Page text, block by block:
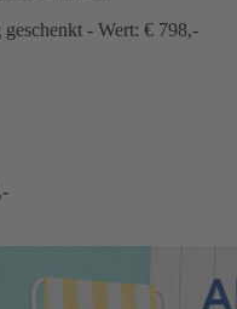
- Wert: € 798,-